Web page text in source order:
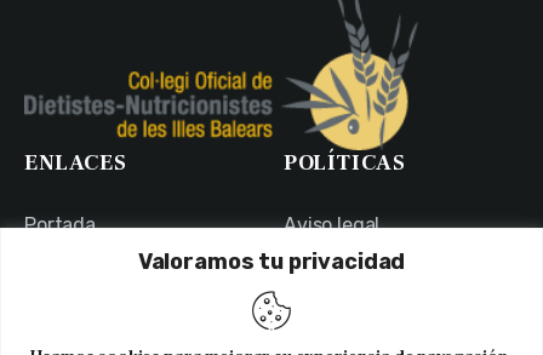
Valoramos tu privacidad
ENLACES
Portada
Portal de Transparencia
POLÍTICAS
Aviso legal
Política de Privacidad
Política de Cookies